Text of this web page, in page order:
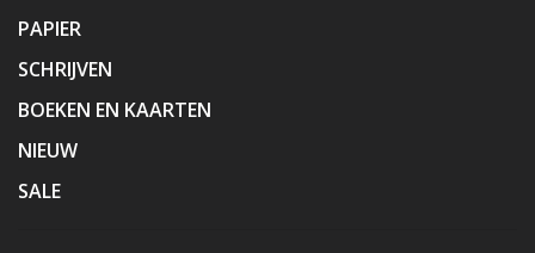
PAPIER
SCHRIJVEN
BOEKEN EN KAARTEN
NIEUW
SALE